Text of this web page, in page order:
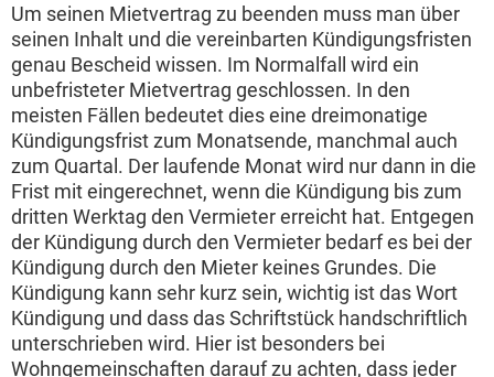
Um seinen Mietvertrag zu beenden muss man über
seinen Inhalt und die vereinbarten Kündigungsfristen
genau Bescheid wissen. Im Normalfall wird ein
unbefristeter Mietvertrag geschlossen. In den
meisten Fällen bedeutet dies eine dreimonatige
Kündigungsfrist zum Monatsende, manchmal auch
zum Quartal. Der laufende Monat wird nur dann in die
Frist mit eingerechnet, wenn die Kündigung bis zum
dritten Werktag den Vermieter erreicht hat. Entgegen
der Kündigung durch den Vermieter bedarf es bei der
Kündigung durch den Mieter keines Grundes. Die
Kündigung kann sehr kurz sein, wichtig ist das Wort
Kündigung und dass das Schriftstück handschriftlich
unterschrieben wird. Hier ist besonders bei
Wohngemeinschaften darauf zu achten, dass jeder